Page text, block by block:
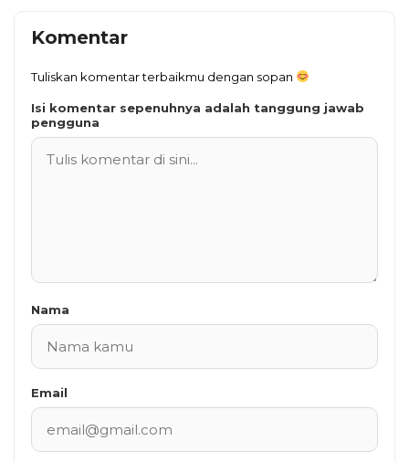
Komentar
Tuliskan komentar terbaikmu dengan sopan
Isi komentar sepenuhnya adalah tanggung jawab
pengguna
Nama
Email